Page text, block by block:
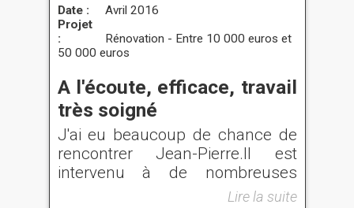
Date :
Avril 2016
Projet
:
Rénovation - Entre 10 000 euros et
50 000 euros
A l'écoute, efficace, travail
très soigné
J'ai eu beaucoup de chance de
rencontrer Jean-Pierre.Il est
intervenu à de nombreuses
reprises sur mon chantier et
Lire la suite